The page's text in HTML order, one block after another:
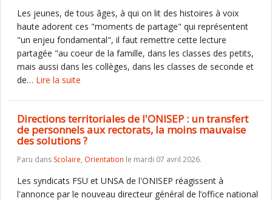
Les jeunes, de tous âges, à qui on lit des histoires à voix
haute adorent ces "moments de partage" qui représentent
"un enjeu fondamental", il faut remettre cette lecture
partagée "au coeur de la famille, dans les classes des petits,
mais aussi dans les collèges, dans les classes de seconde et
de… Lire la suite
Directions territoriales de l'ONISEP : un transfert
de personnels aux rectorats, la moins mauvaise
des solutions ?
Paru dans Scolaire, Orientation le mardi 07 avril 2026.
Les syndicats FSU et UNSA de l'ONISEP réagissent à
l'annonce par le nouveau directeur général de l’office national